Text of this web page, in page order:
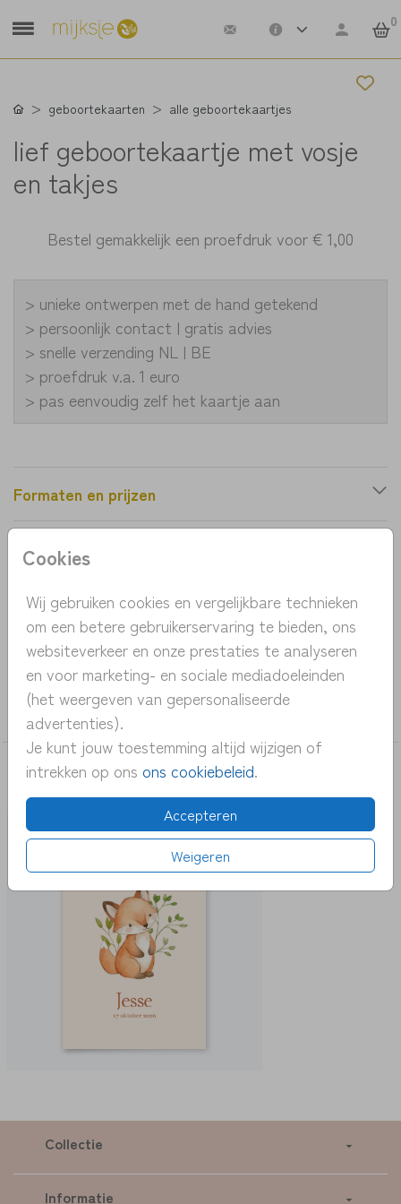
0
Cookies
Wij gebruiken cookies en vergelijkbare technieken
om een betere gebruikerservaring te bieden, ons
websiteverkeer en onze prestaties te analyseren
en voor marketing- en sociale mediadoeleinden
(het weergeven van gepersonaliseerde
advertenties).
Je kunt jouw toestemming altijd wijzigen of
intrekken op ons ons cookiebeleid.
Accepteren
Weigeren
geboortekaarten alle geboortekaartjes
lief geboortekaartje met vosje
en takjes
Bestel gemakkelijk een proefdruk voor€ 1,00
> unieke ontwerpen met de hand getekend
> persoonlijk contact | gratis advies
> snelle verzending NL | BE
> proefdruk v.a. 1 euro
> pas eenvoudig zelf het kaartje aan
Formaten en prijzen
Productinformatie
OMSCHRIJVING
lief geboortekaartje met vosje en takjes
COLLECTIE
alle geboortekaartjes
DEZE KAARTEN VIND JE MISSCHIEN OOK
LEUK
Collectie
Informatie